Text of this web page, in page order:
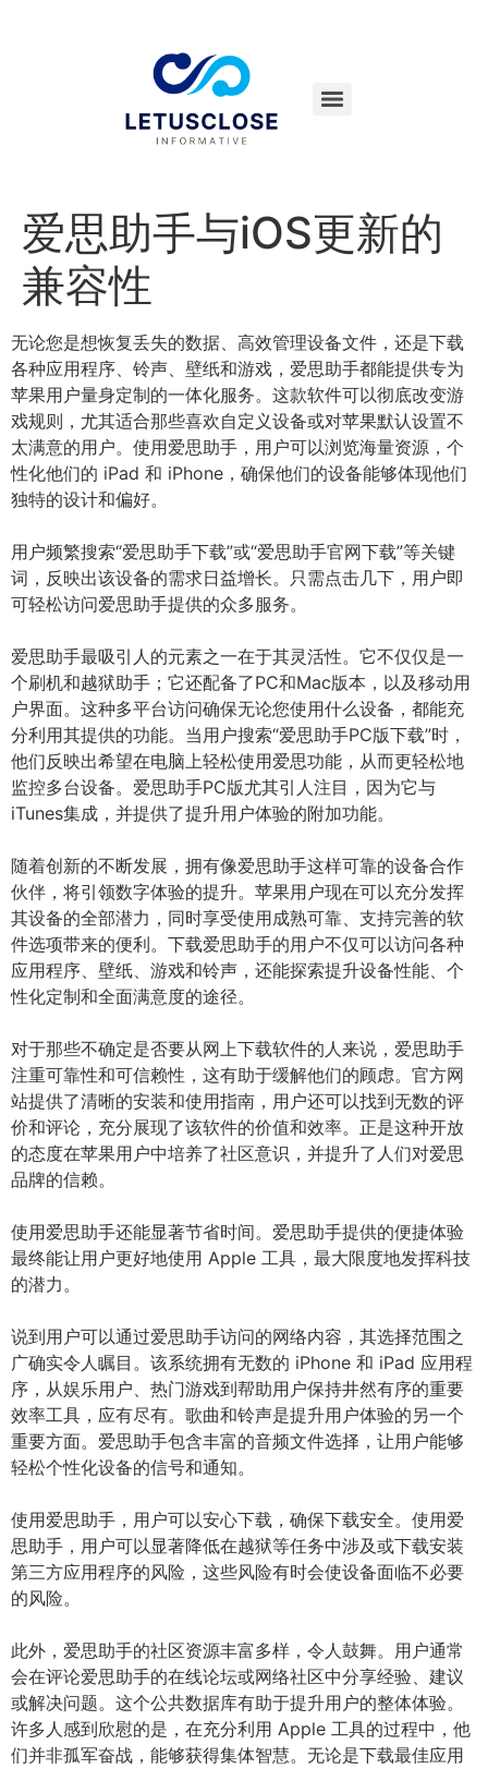
爱思助手与iOS更新的
兼容性
无论您是想恢复丢失的数据、高效管理设备文件，还是下载
各种应用程序、铃声、壁纸和游戏，爱思助手都能提供专为
苹果用户量身定制的一体化服务。这款软件可以彻底改变游
戏规则，尤其适合那些喜欢自定义设备或对苹果默认设置不
太满意的用户。使用爱思助手，用户可以浏览海量资源，个
性化他们的 iPad 和 iPhone，确保他们的设备能够体现他们
独特的设计和偏好。
用户频繁搜索“爱思助手下载”或“爱思助手官网下载”等关键
词，反映出该设备的需求日益增长。只需点击几下，用户即
可轻松访问爱思助手提供的众多服务。
爱思助手最吸引人的元素之一在于其灵活性。它不仅仅是一
个刷机和越狱助手；它还配备了PC和Mac版本，以及移动用
户界面。这种多平台访问确保无论您使用什么设备，都能充
分利用其提供的功能。当用户搜索“爱思助手PC版下载”时，
他们反映出希望在电脑上轻松使用爱思功能，从而更轻松地
监控多台设备。爱思助手PC版尤其引人注目，因为它与
iTunes集成，并提供了提升用户体验的附加功能。
随着创新的不断发展，拥有像爱思助手这样可靠的设备合作
伙伴，将引领数字体验的提升。苹果用户现在可以充分发挥
其设备的全部潜力，同时享受使用成熟可靠、支持完善的软
件选项带来的便利。下载爱思助手的用户不仅可以访问各种
应用程序、壁纸、游戏和铃声，还能探索提升设备性能、个
性化定制和全面满意度的途径。
对于那些不确定是否要从网上下载软件的人来说，爱思助手
注重可靠性和可信赖性，这有助于缓解他们的顾虑。官方网
站提供了清晰的安装和使用指南，用户还可以找到无数的评
价和评论，充分展现了该软件的价值和效率。正是这种开放
的态度在苹果用户中培养了社区意识，并提升了人们对爱思
品牌的信赖。
使用爱思助手还能显著节省时间。爱思助手提供的便捷体验
最终能让用户更好地使用 Apple 工具，最大限度地发挥科技
的潜力。
说到用户可以通过爱思助手访问的网络内容，其选择范围之
广确实令人瞩目。该系统拥有无数的 iPhone 和 iPad 应用程
序，从娱乐用户、热门游戏到帮助用户保持井然有序的重要
效率工具，应有尽有。歌曲和铃声是提升用户体验的另一个
重要方面。爱思助手包含丰富的音频文件选择，让用户能够
轻松个性化设备的信号和通知。
使用爱思助手，用户可以安心下载，确保下载安全。使用爱
思助手，用户可以显著降低在越狱等任务中涉及或下载安装
第三方应用程序的风险，这些风险有时会使设备面临不必要
的风险。
此外，爱思助手的社区资源丰富多样，令人鼓舞。用户通常
会在评论爱思助手的在线论坛或网络社区中分享经验、建议
或解决问题。这个公共数据库有助于提升用户的整体体验。
许多人感到欣慰的是，在充分利用 Apple 工具的过程中，他
们并非孤军奋战，能够获得集体智慧。无论是下载最佳应用